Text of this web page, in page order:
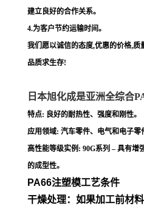
建立良好的合作关系。
4.为客户节约运输时间。
我们愿以诚信的态度,优惠的价格,
品质求生存!
日本旭化成是亚洲全综合
特点: 良好的耐热性、强度和刚性。
应用领域: 汽车零件、电气和电子零
高性能等级实例: 90G系列 – 具有
的成型性。
PA66注塑模工艺条件
干燥处理：如果加工前材